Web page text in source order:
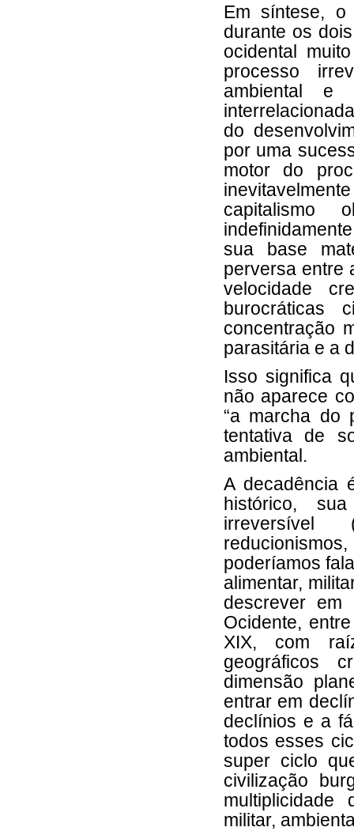
Em síntese, o
durante os
ocidental
processo
ambiental e
do
por uma
motor do
sua base
perversa entre
velocidade
burocráticas
concentração
parasitária e a
Isso significa
não aparece
“a marcha do
tentativa de
ambiental.
A decadência
histórico,
irreversível
poderíamos
alimentar,
descrever
Ocidente,
XIX, com
geográficos
dimensão
entrar em
declínios e a
todos esses
super ciclo
civilização
multiplicidade
militar,